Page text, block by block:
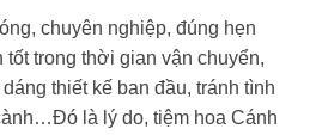
chuyên nghiệp, đúng hẹn
tốt trong thời gian vận chuyển,
thiết kế ban đầu, tránh tình
là lý do, tiệm hoa Cánh